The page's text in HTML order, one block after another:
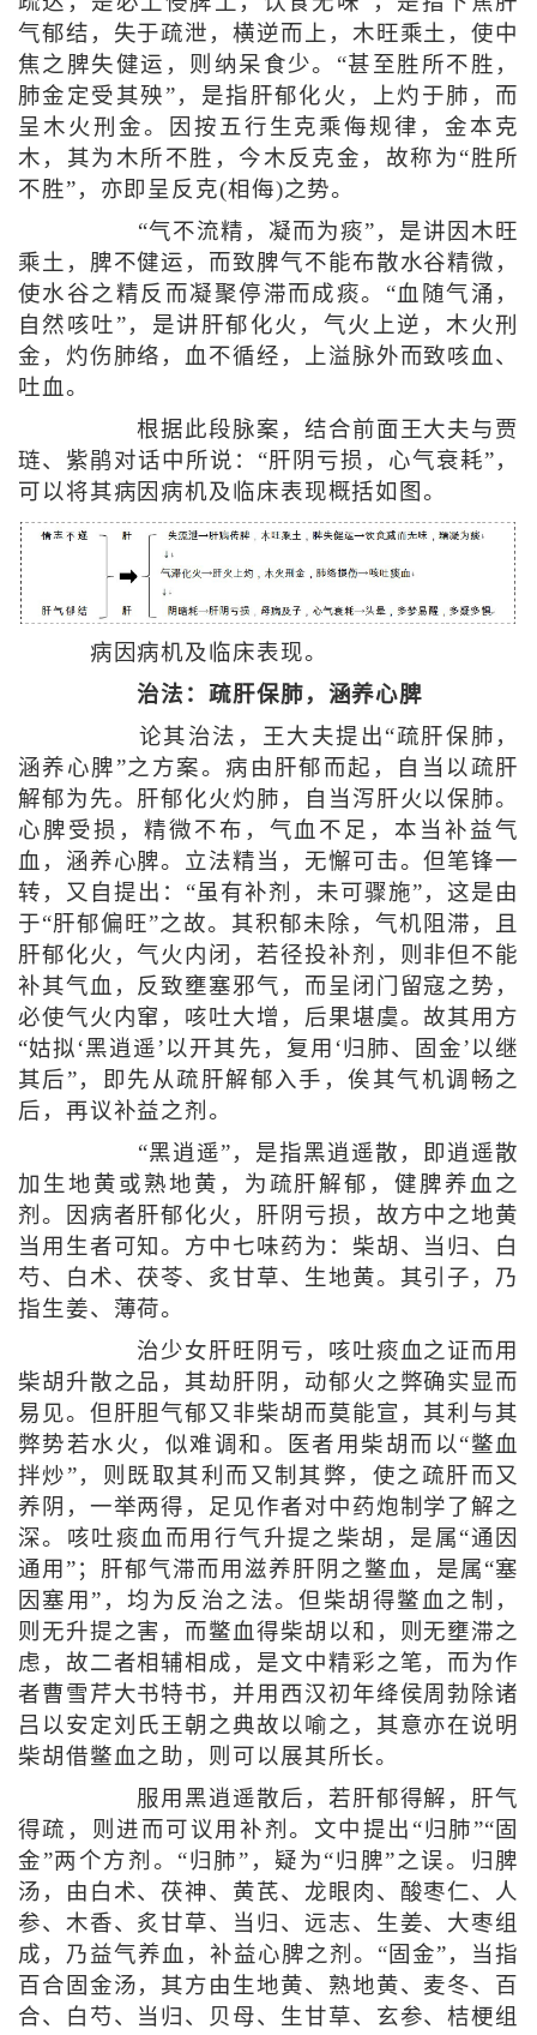
气郁结，失于疏泄，横逆而上，木旺乘土，使中
焦之脾失健运，则纳呆食少。“甚至胜所不胜，
肺金定受其殃”，是指肝郁化火，上灼于肺，而
呈木火刑金。因按五行生克乘侮规律，金本克
木，其为木所不胜，今木反克金，故称为“胜所
不胜”，亦即呈反克(相侮)之势。
“气不流精，凝而为痰”，是讲因木旺
乘土，脾不健运，而致脾气不能布散水谷精微，
使水谷之精反而凝聚停滞而成痰。“血随气涌，
自然咳吐”，是讲肝郁化火，气火上逆，木火刑
金，灼伤肺络，血不循经，上溢脉外而致咳血、
吐血。
根据此段脉案，结合前面王大夫与贾
琏、紫鹃对话中所说：“肝阴亏损，心气衰耗”，
可以将其病因病机及临床表现概括如图。
病因病机及临床表现。
治法：疏肝保肺，涵养心脾
论其治法，王大夫提出“疏肝保肺，
涵养心脾”之方案。病由肝郁而起，自当以疏肝
解郁为先。肝郁化火灼肺，自当泻肝火以保肺。
心脾受损，精微不布，气血不足，本当补益气
血，涵养心脾。立法精当，无懈可击。但笔锋一
转，又自提出：“虽有补剂，未可骤施”，这是由
于“肝郁偏旺”之故。其积郁未除，气机阻滞，且
肝郁化火，气火内闭，若径投补剂，则非但不能
补其气血，反致壅塞邪气，而呈闭门留寇之势，
必使气火内窜，咳吐大增，后果堪虞。故其用方
“姑拟‘黑逍遥’以开其先，复用‘归肺、固金’以继
其后”，即先从疏肝解郁入手，俟其气机调畅之
后，再议补益之剂。
“黑逍遥”，是指黑逍遥散，即逍遥散
加生地黄或熟地黄，为疏肝解郁，健脾养血之
剂。因病者肝郁化火，肝阴亏损，故方中之地黄
当用生者可知。方中七味药为：柴胡、当归、白
芍、白术、茯苓、炙甘草、生地黄。其引子，乃
指生姜、薄荷。
治少女肝旺阴亏，咳吐痰血之证而用
柴胡升散之品，其劫肝阴，动郁火之弊确实显而
易见。但肝胆气郁又非柴胡而莫能宣，其利与其
弊势若水火，似难调和。医者用柴胡而以“鳖血
拌炒”，则既取其利而又制其弊，使之疏肝而又
养阴，一举两得，足见作者对中药炮制学了解之
深。咳吐痰血而用行气升提之柴胡，是属“通因
通用”；肝郁气滞而用滋养肝阴之鳖血，是属“塞
因塞用”，均为反治之法。但柴胡得鳖血之制，
则无升提之害，而鳖血得柴胡以和，则无壅滞之
虑，故二者相辅相成，是文中精彩之笔，而为作
者曹雪芹大书特书，并用西汉初年绛侯周勃除诸
吕以安定刘氏王朝之典故以喻之，其意亦在说明
柴胡借鳖血之助，则可以展其所长。
服用黑逍遥散后，若肝郁得解，肝气
得疏，则进而可议用补剂。文中提出“归肺”“固
金”两个方剂。“归肺”，疑为“归脾”之误。归脾
汤，由白术、茯神、黄芪、龙眼肉、酸枣仁、人
参、木香、炙甘草、当归、远志、生姜、大枣组
成，乃益气养血，补益心脾之剂。“固金”，当指
百合固金汤，其方由生地黄、熟地黄、麦冬、百
合、白芍、当归、贝母、生甘草、玄参、桔梗组